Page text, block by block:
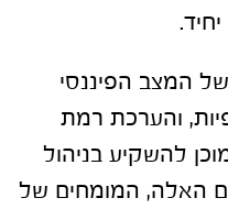
של המצב הפיננסי
והערכת רמת
להשקיע בניהול
האלה, המומחים של